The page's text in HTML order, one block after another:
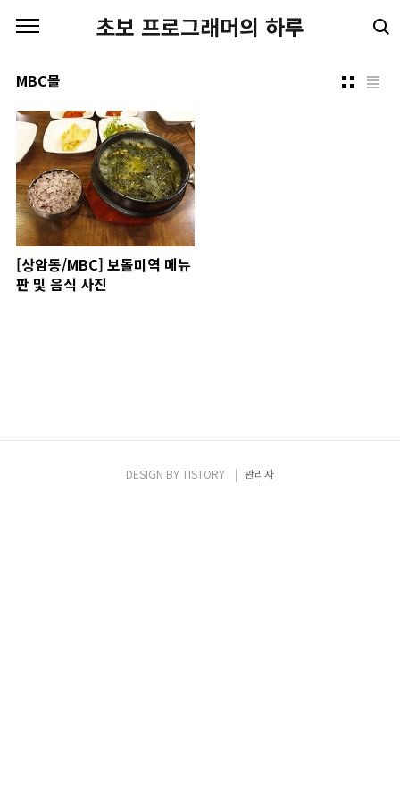
초보 프로그래머의 하루
MBC몰
[상암동/MBC] 보돌미역 메뉴
판 및 음식 사진
DESIGN BYTISTORY 관리자